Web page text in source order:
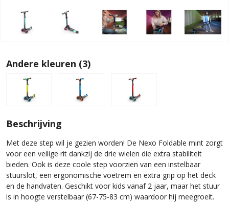
Andere kleuren (3)
Beschrijving
Met deze step wil je gezien worden! De Nexo Foldable mint zorgt
voor een veilige rit dankzij de drie wielen die extra stabiliteit
bieden. Ook is deze coole step voorzien van een instelbaar
stuurslot, een ergonomische voetrem en extra grip op het deck
en de handvaten. Geschikt voor kids vanaf 2 jaar, maar het stuur
is in hoogte verstelbaar (67-75-83 cm) waardoor hij meegroeit.